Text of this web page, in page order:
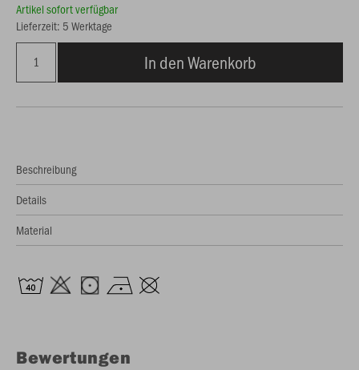
Artikel sofort verfügbar
Lieferzeit: 5 Werktage
In den Warenkorb
Beschreibung
Details
Material
Bewertungen